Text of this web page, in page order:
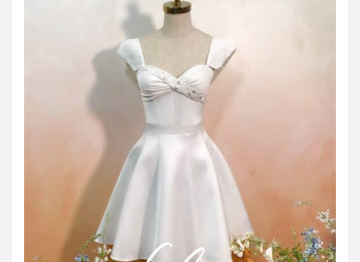
OMR -OMR
Omani Rial
British Pound Sterling
VND -₫
CNY -CN¥
Chinese Yuan
JPY -¥
Japanese Yen